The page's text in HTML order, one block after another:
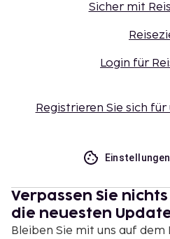
Sicher mit
Login für
Registrieren Sie sich
Verpassen Sie
die neuesten
Bleiben Sie mit uns auf